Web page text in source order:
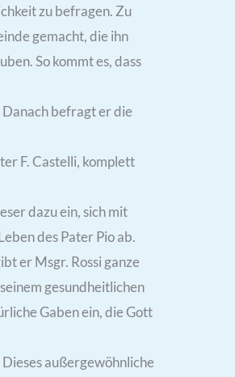
zu befragen. Zu
gemacht, die ihn
So kommt es, dass
befragt er die
F. Castelli, komplett
dazu ein, sich mit
des Pater Pio ab.
er Msgr. Rossi ganze
gesundheitlichen
Gaben ein, die Gott
außergewöhnliche